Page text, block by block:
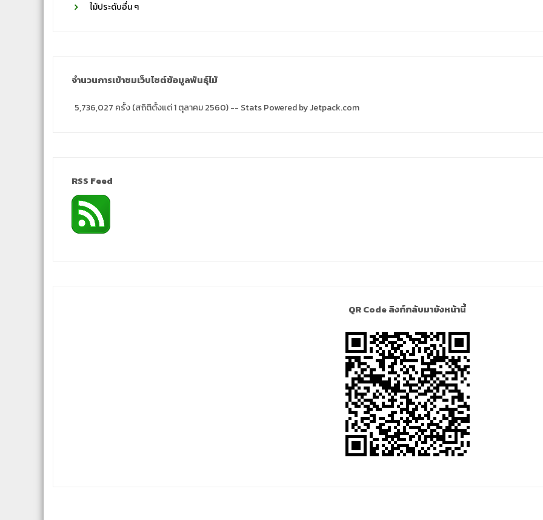
ไม้ประดับอื่น ๆ
จำนวนการเข้าชมเว็บไซต์ข้อมูลพันธุ์ไม้
5,736,027 ครั้ง (สถิติตั้งแต่ 1 ตุลาคม 2560) -- Stats Powered by Jetpack.com
RSS Feed
QR Code ลิงก์กลับมายังหน้านี้